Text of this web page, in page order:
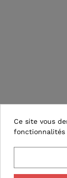
Ce site vous
fonctionnalités